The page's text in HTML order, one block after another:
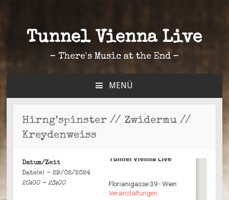
Tunnel Vienna Live
– There's Music at the End –
MENÜ
SPRINGEN
Hirng’spinster // Zwidermu //
Kreydenweiss
Tunnel Vienna Live
Florianigasse 39 - Wien
Veranstaltungen
Datum/Zeit
Date(s) - 29/02/2024
20:00 - 23:00